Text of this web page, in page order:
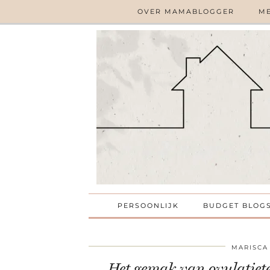
OVER MAMABLOGGER
PERSOONLIJK BUDGET
MARISCA